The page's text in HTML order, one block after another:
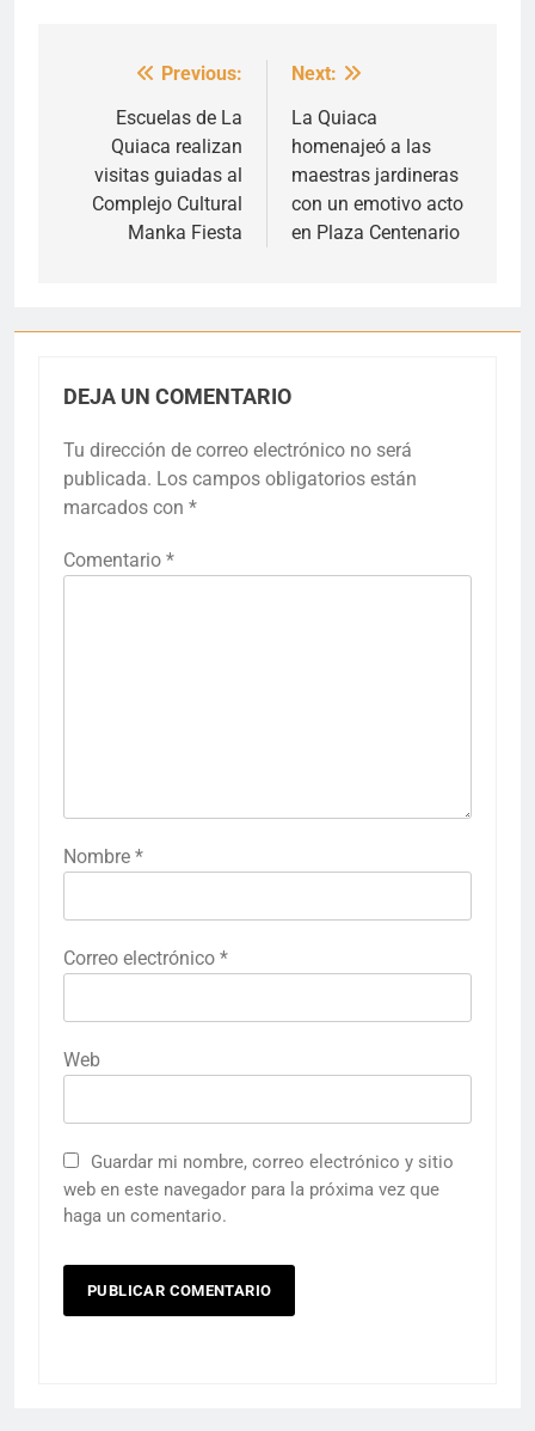
Navegación
entradas
Previous:
Escuelas de La
Quiaca realizan
visitas guiadas al
Complejo Cultural
Manka Fiesta
Next:
La Quiaca
homenajeó a las
maestras jardineras
con un emotivo acto
en Plaza Centenario
DEJA UN COMENTARIO
Tu dirección de correo electrónico no será
publicada. Los campos obligatorios están
marcados con *
Comentario *
Nombre *
Correo electrónico *
Web
Guardar mi nombre, correo electrónico y sitio
web en este navegador para la próxima vez que
haga un comentario.